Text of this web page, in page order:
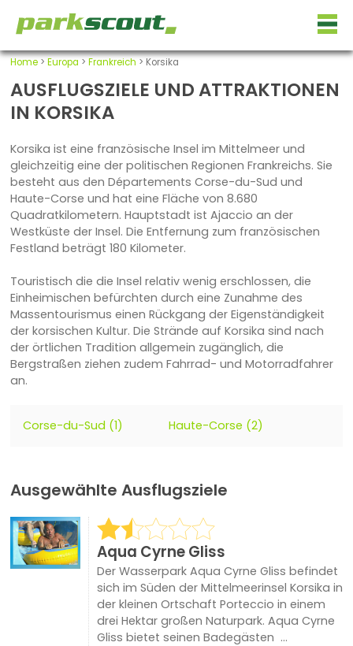
Home> Europa > Frankreich > Korsika
AUSFLUGSZIELE UND ATTRAKTIONEN
IN KORSIKA
Korsika ist eine französische Insel im Mittelmeer und
gleichzeitig eine der politischen Regionen Frankreichs. Sie
besteht aus den Départements Corse-du-Sud und
Haute-Corse und hat eine Fläche von 8.680
Quadratkilometern. Hauptstadt ist Ajaccio an der
Westküste der Insel. Die Entfernung zum französischen
Festland beträgt 180 Kilometer.
Touristisch die die Insel relativ wenig erschlossen, die
Einheimischen befürchten durch eine Zunahme des
Massentourismus einen Rückgang der Eigenständigkeit
der korsischen Kultur. Die Strände auf Korsika sind nach
der örtlichen Tradition allgemein zugänglich, die
Bergstraßen ziehen zudem Fahrrad- und Motorradfahrer
an.
Corse-du-Sud (1) Haute-Corse (2)
Ausgewählte Ausflugsziele
Aqua Cyrne Gliss
Der Wasserpark Aqua Cyrne Gliss befindet
sich im Süden der Mittelmeerinsel Korsika in
der kleinen Ortschaft Porteccio in einem
drei Hektar großen Naturpark. Aqua Cyrne
Gliss bietet seinen Badegästen ...